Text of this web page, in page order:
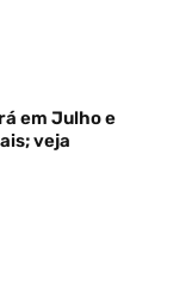
em Julho e
veja